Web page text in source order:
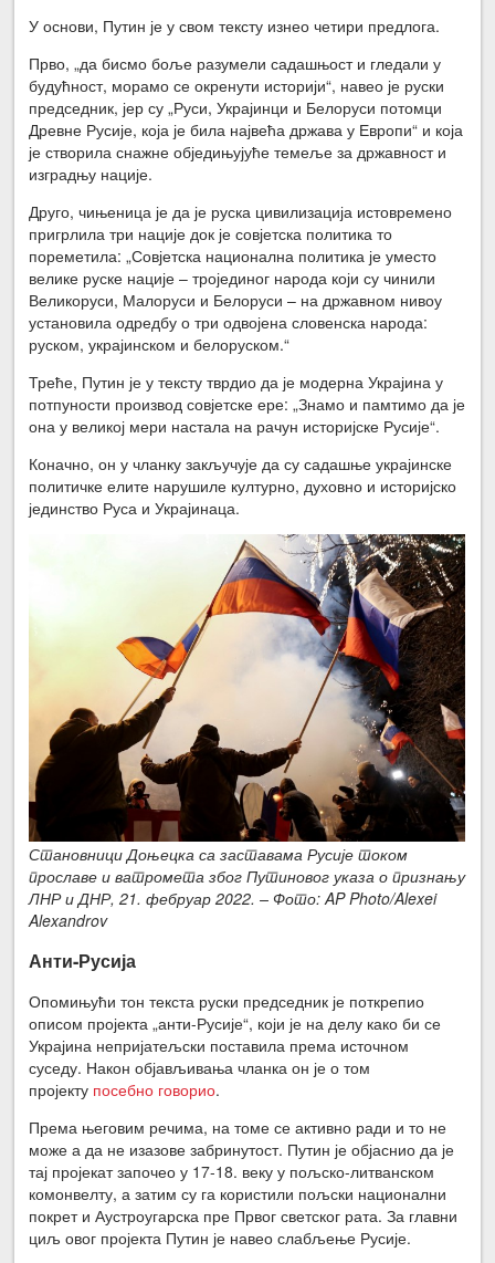
У основи, Путин је у свом тексту изнео четири предлога.
Прво, „да бисмо боље разумели садашњост и гледали у
будућност, морамо се окренути историји“, навео је руски
председник, јер су „Руси, Украјинци и Белоруси потомци
Древне Русије, која је била највећа држава у Европи“ и која
је створила снажне обједињујуће темеље за државност и
изградњу нације.
Друго, чињеница је да је руска цивилизација истовремено
пригрлила три нације док је совјетска политика то
пореметила: „Совјетска национална политика је уместо
велике руске нације – тројединог народа који су чинили
Великоруси, Малоруси и Белоруси – на државном нивоу
установила одредбу о три одвојена словенска народа:
руском, украјинском и белоруском.“
Треће, Путин је у тексту тврдио да је модерна Украјина у
потпуности производ совјетске ере: „Знамо и памтимо да је
она у великој мери настала на рачун историјске Русије“.
Коначно, он у чланку закључује да су садашње украјинске
политичке елите нарушиле културно, духовно и историјско
јединство Руса и Украјинаца.
Становници Доњецка са заставама Русије током
прославе и ватромета због Путиновог указа о признању
ЛНР и ДНР, 21. фебруар 2022. – Фото: AP Photo/Alexei
Alexandrov
Анти-Русија
Опомињући тон текста руски председник је поткрепио
описом пројекта „анти-Русије“, који је на делу како би се
Украјина непријатељски поставила према источном
суседу. Након објављивања чланка он је о том
пројекту посебно говорио.
Према његовим речима, на томе се активно ради и то не
може а да не изазове забринутост. Путин је објаснио да је
тај пројекат започео у 17-18. веку у пољско-литванском
комонвелту, а затим су га користили пољски национални
покрет и Аустроугарска пре Првог светског рата. За главни
циљ овог пројекта Путин је навео слабљење Русије.